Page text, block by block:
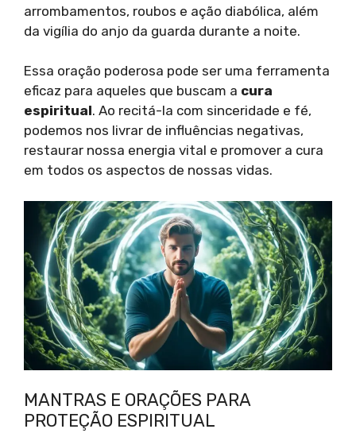
arrombamentos, roubos e ação diabólica, além
da vigília do anjo da guarda durante a noite.
Essa oração poderosa pode ser uma ferramenta
eficaz para aqueles que buscam a cura
espiritual. Ao recitá-la com sinceridade e fé,
podemos nos livrar de influências negativas,
restaurar nossa energia vital e promover a cura
em todos os aspectos de nossas vidas.
MANTRAS E ORAÇÕES PARA
PROTEÇÃO ESPIRITUAL